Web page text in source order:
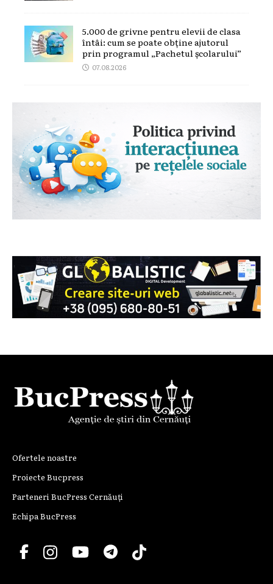
5.000 de grivne pentru elevii de clasa
întâi: cum se poate obține ajutorul
prin programul „Pachetul școlarului”
07.08.2026
Ofertele noastre
Proiecte Bucpress
Parteneri BucPress Cernăuți
Echipa BucPress